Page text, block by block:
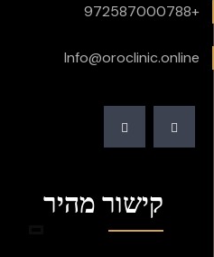
+972587000788
Info@oroclinic.online
קישור מהיר